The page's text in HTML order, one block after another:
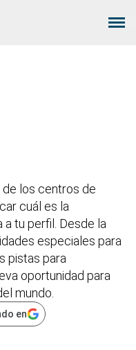
de los centros de
cuál es la
tu perfil. Desde la
especiales para
pistas para
oportunidad para
mundo.
en